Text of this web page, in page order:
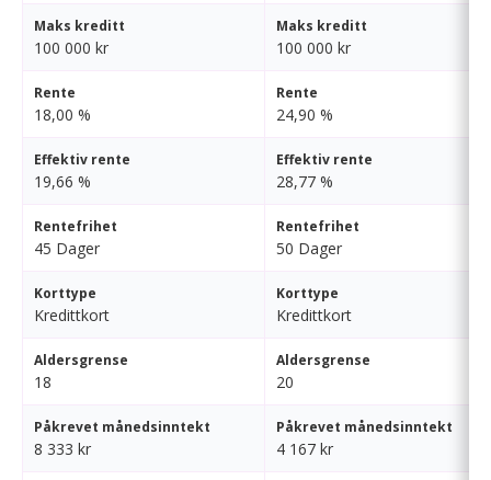
Maks kreditt
100 000 kr
Maks kreditt
100 000 kr
Rente
18,00 %
Rente
24,90 %
Effektiv rente
19,66 %
Effektiv rente
28,77 %
Rentefrihet
45 Dager
Rentefrihet
50 Dager
Korttype
Kredittkort
Korttype
Kredittkort
Aldersgrense
18
Aldersgrense
20
Påkrevet månedsinntekt
8 333 kr
Påkrevet månedsinntekt
4 167 kr